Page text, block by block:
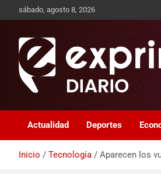
sábado, agosto 8, 2026
Exprimidor
Actualidad Deportes
Inicio Tecnología Aparecen los